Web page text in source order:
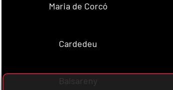
Maria de Corcó
Cardedeu
Balsareny